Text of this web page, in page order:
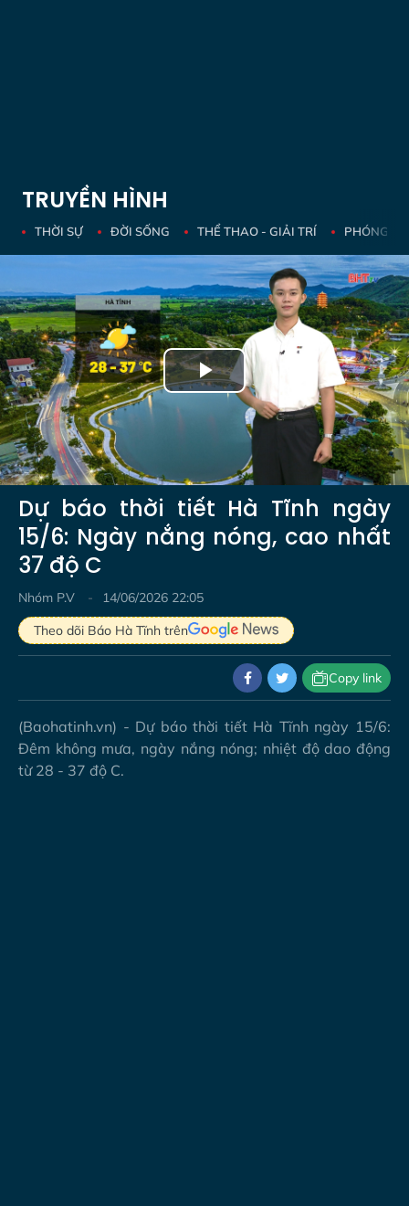
TRUYỀN HÌNH
THỜI SỰ ĐỜI SỐNG THỂ THAO - GIẢI TRÍ PHÓNG
Play
Video
Dự báo thời tiết Hà Tĩnh ngày
15/6: Ngày nắng nóng, cao nhất
37 độ C
Nhóm P.V
14/06/2026 22:05
Theo dõi Báo Hà Tĩnh trên
Copy link
(Baohatinh.vn) - Dự báo thời tiết Hà Tĩnh ngày 15/6:
Đêm không mưa, ngày nắng nóng; nhiệt độ dao động
từ 28 - 37 độ C.